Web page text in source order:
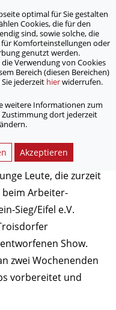
e.V.
Jahr - Show 2011
Jahr - Show
Leute, die zurzeit
beim Arbeiter-
Sieg/Eifel e.V.
Show.
zwei Wochenenden
vorbereitet und
optimal für Sie gestalten
Cookies, die für den
sind, sowie solche, die
Komforteinstellungen oder
genutzt werden.
Verwendung von Cookies
Bereich (diesen Bereichen)
jederzeit hierwiderrufen.
weitere Informationen zum
Zustimmung dort jederzeit
Akzeptieren